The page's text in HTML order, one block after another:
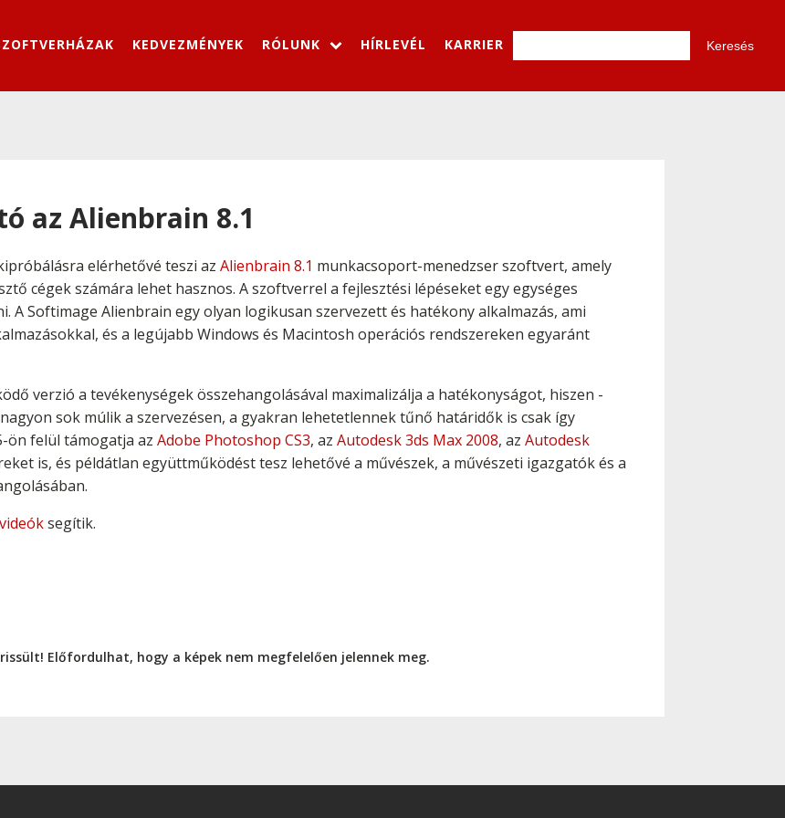
KEDVEZMÉNYEK RÓLUNK HÍRLEVÉL KARRIER
az Alienbrain 8.1
elérhetővé teszi az Alienbrain 8.1 munkacsoport-menedzser szoftvert, amely
cégek számára lehet hasznos. A szoftverrel a fejlesztési lépéseket egy egységes
Softimage Alienbrain egy olyan logikusan szervezett és hatékony alkalmazás, ami
és a legújabb Windows és Macintosh operációs rendszereken egyaránt
verzió a tevékenységek összehangolásával maximalizálja a hatékonyságot, hiszen -
sok múlik a szervezésen, a gyakran lehetetlennek tűnő határidők is csak így
ön felül támogatja az Adobe Photoshop CS3, az Autodesk 3ds Max 2008, az Autodesk
is, és példátlan együttműködést tesz lehetővé a művészek, a művészeti igazgatók és a
videóksegítik.
Előfordulhat, hogy a képek nem megfelelően jelennek meg.